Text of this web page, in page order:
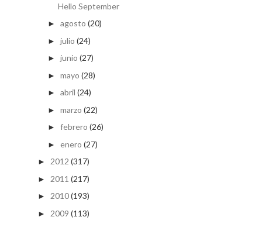
Hello September
► agosto (20)
► julio (24)
► junio (27)
► mayo (28)
► abril (24)
► marzo (22)
► febrero (26)
► enero (27)
► 2012 (317)
► 2011 (217)
► 2010(193)
► 2009 (113)